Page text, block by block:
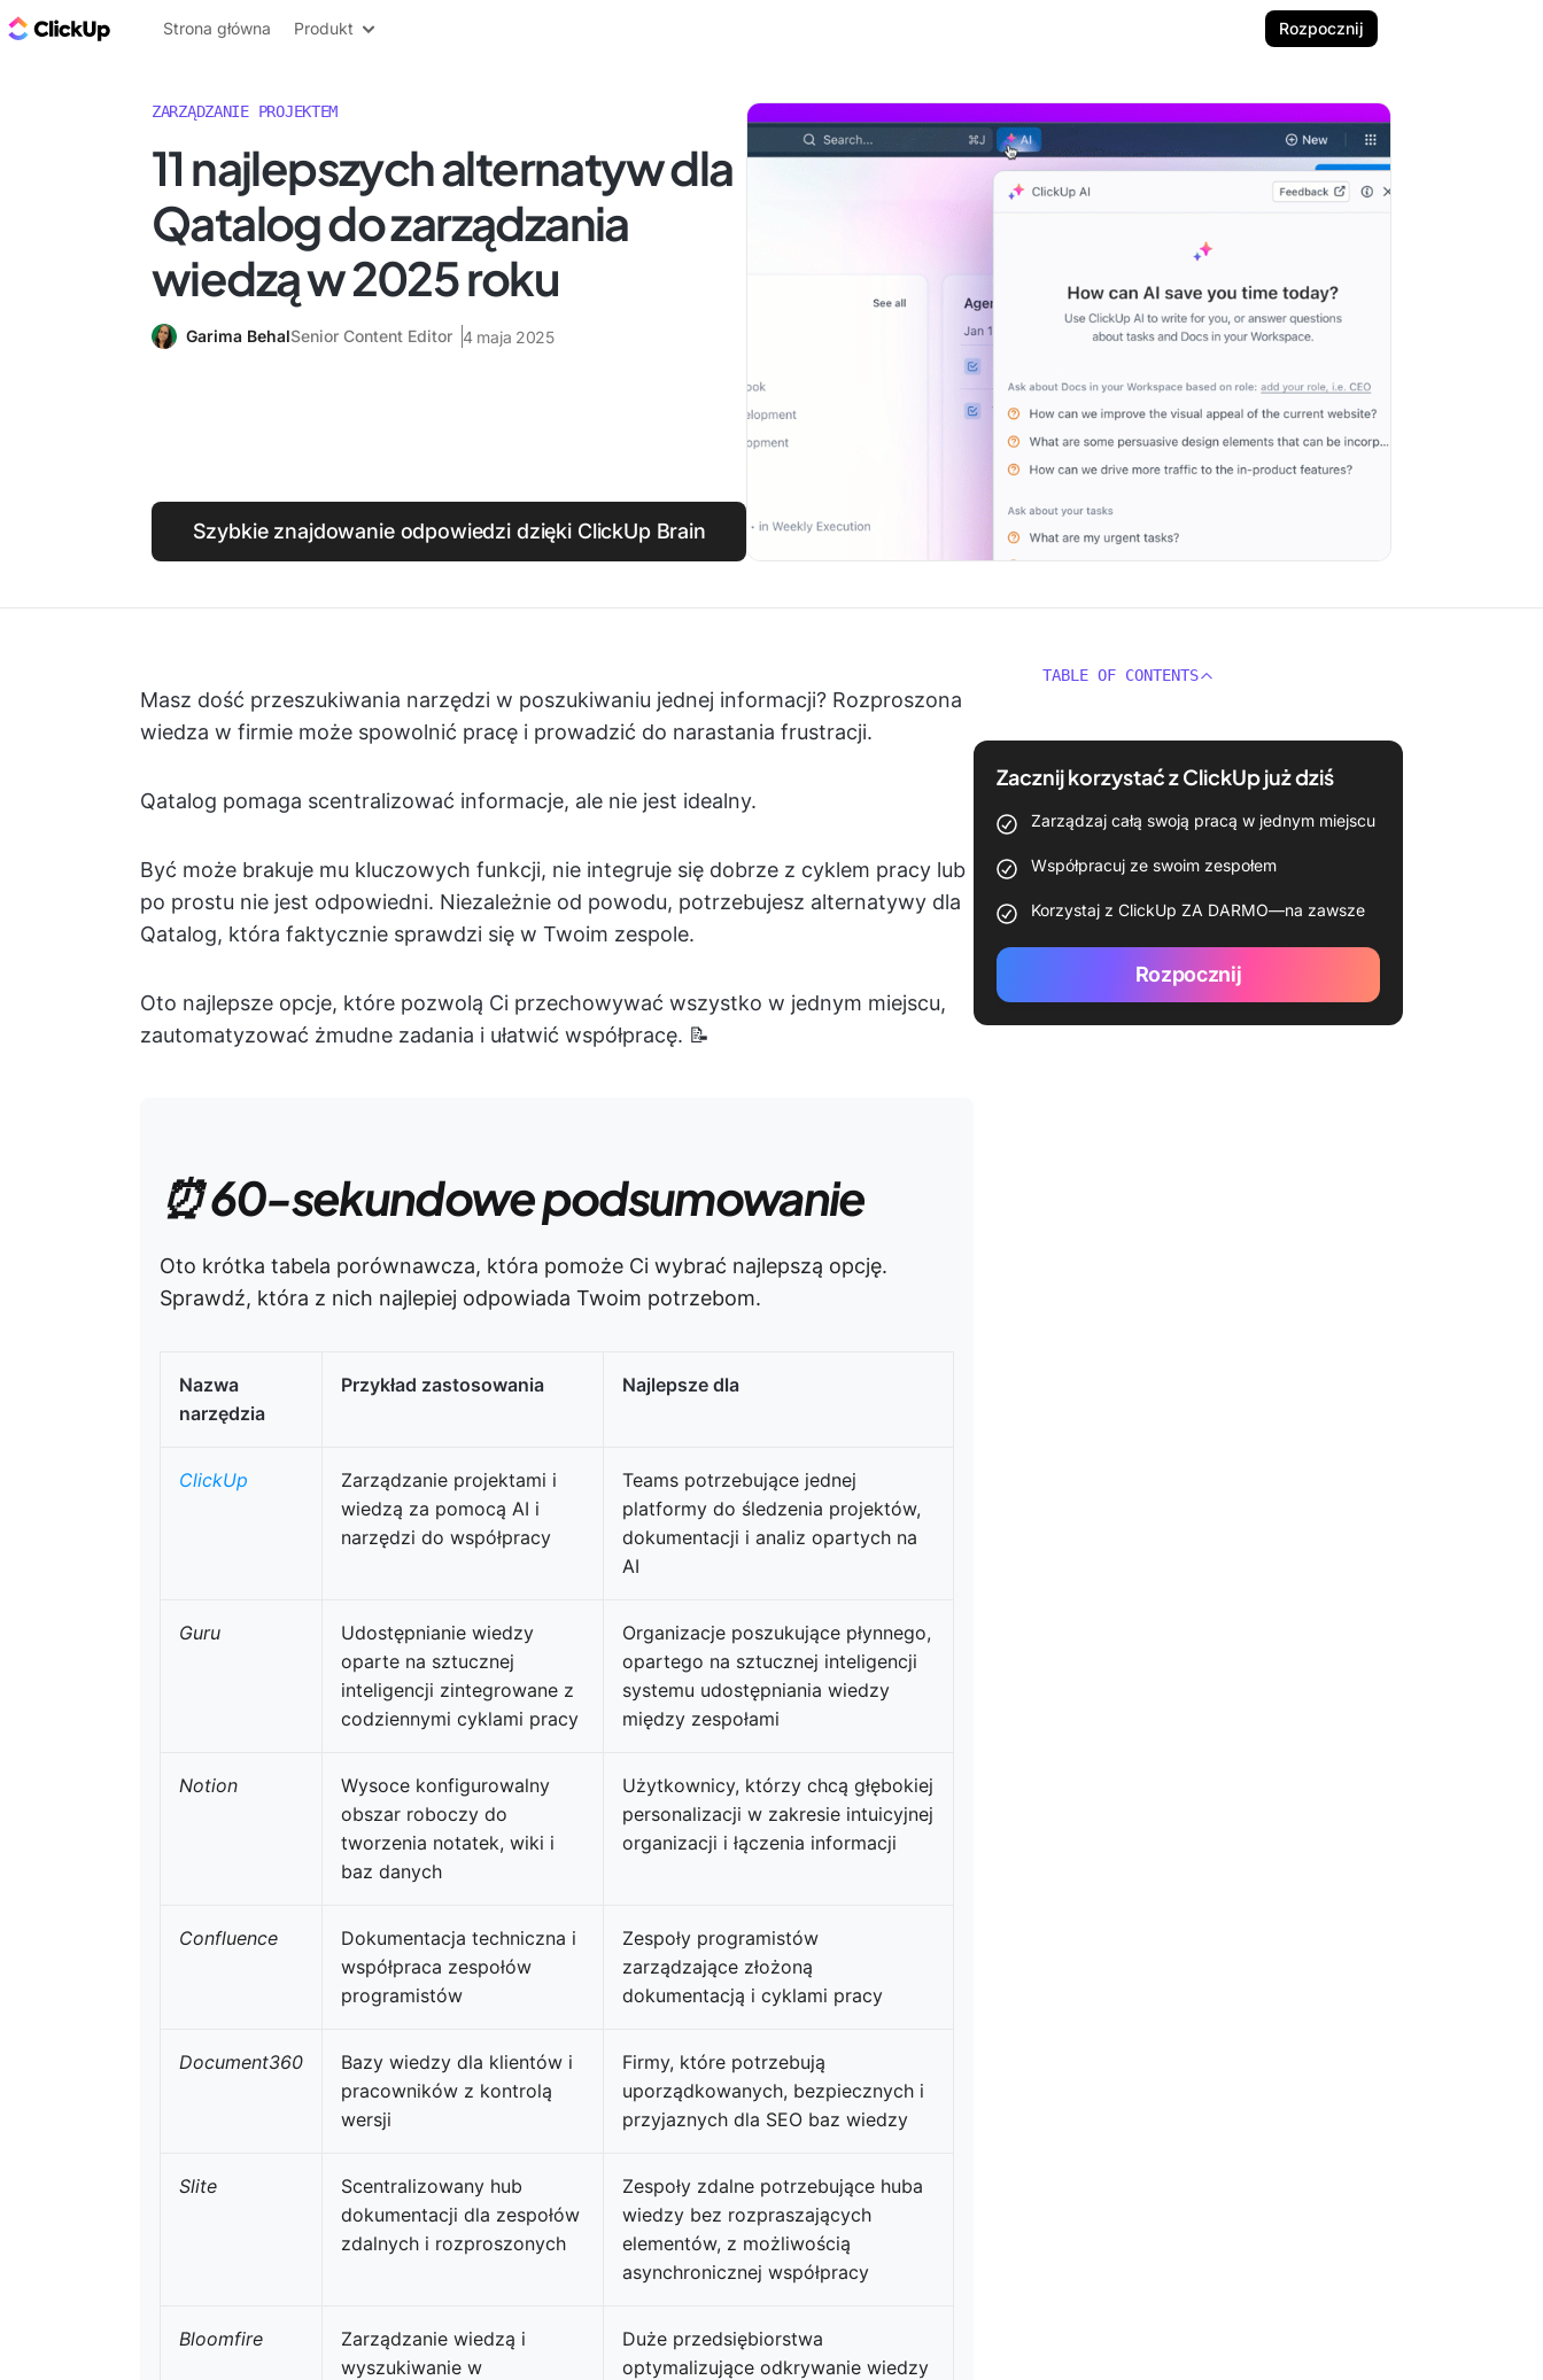
ClickUp Blog
Strona główna Produkt Rozpocznij
ZARZĄDZANIE PROJEKTEM
11 najlepszych alternatyw dla
Qatalog do zarządzania
wiedzą w 2025 roku
Garima BehalSenior Content Editor 4 maja 2025
Szybkie znajdowanie odpowiedzi dzięki ClickUp Brain
Masz dość przeszukiwania narzędzi w poszukiwaniu jednej informacji? Rozproszona
wiedza w firmie może spowolnić pracę i prowadzić do narastania frustracji.
Qatalog pomaga scentralizować informacje, ale nie jest idealny.
Być może brakuje mu kluczowych funkcji, nie integruje się dobrze z cyklem pracy lub
po prostu nie jest odpowiedni. Niezależnie od powodu, potrzebujesz alternatywy dla
Qatalog, która faktycznie sprawdzi się w Twoim zespole.
Oto najlepsze opcje, które pozwolą Ci przechowywać wszystko w jednym miejscu,
zautomatyzować żmudne zadania i ułatwić współpracę. 📝
⏰ 60-sekundowe podsumowanie
Oto krótka tabela porównawcza, która pomoże Ci wybrać najlepszą opcję.
Sprawdź, która z nich najlepiej odpowiada Twoim potrzebom.
Nazwa
narzędzia
Przykład zastosowania Najlepsze dla
ClickUp
Zarządzanie projektami i
wiedzą za pomocą AI i
narzędzi do współpracy
Teams potrzebujące jednej
platformy do śledzenia projektów,
dokumentacji i analiz opartych na
AI
Guru
Udostępnianie wiedzy
oparte na sztucznej
inteligencji zintegrowane z
codziennymi cyklami pracy
Organizacje poszukujące płynnego,
opartego na sztucznej inteligencji
systemu udostępniania wiedzy
między zespołami
Notion
Wysoce konfigurowalny
obszar roboczy do
tworzenia notatek, wiki i
baz danych
Użytkownicy, którzy chcą głębokiej
personalizacji w zakresie intuicyjnej
organizacji i łączenia informacji
Confluence
Dokumentacja techniczna i
współpraca zespołów
programistów
Zespoły programistów
zarządzające złożoną
dokumentacją i cyklami pracy
Document360
Bazy wiedzy dla klientów i
pracowników z kontrolą
wersji
Firmy, które potrzebują
uporządkowanych, bezpiecznych i
przyjaznych dla SEO baz wiedzy
Slite
Scentralizowany hub
dokumentacji dla zespołów
zdalnych i rozproszonych
Zespoły zdalne potrzebujące huba
wiedzy bez rozpraszających
elementów, z możliwością
asynchronicznej współpracy
Bloomfire
Zarządzanie wiedzą i
wyszukiwanie w
Duże przedsiębiorstwa
optymalizujące odkrywanie wiedzy
TABLE OF CONTENTS
Zacznij korzystać z ClickUp już dziś
Zarządzaj całą swoją pracą w jednym miejscu
Współpracuj ze swoim zespołem
Korzystaj z ClickUp ZA DARMO—na zawsze
Rozpocznij